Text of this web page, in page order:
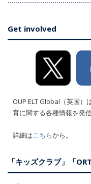
Get involved
OUP ELT Global（英国）
育に関する各種情報を発
詳細はこちらから。
「キッズクラブ」「